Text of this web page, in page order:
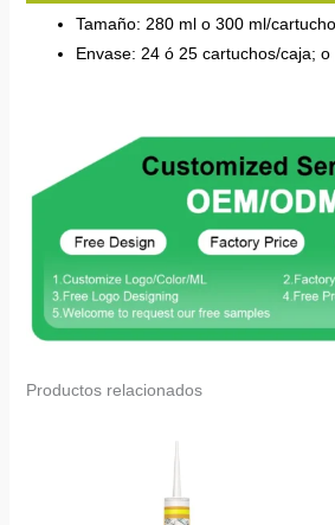
Tamaño: 280 ml o 300 ml/
Envase: 24 ó 25 cartuchos/caja;
Productos relacionados